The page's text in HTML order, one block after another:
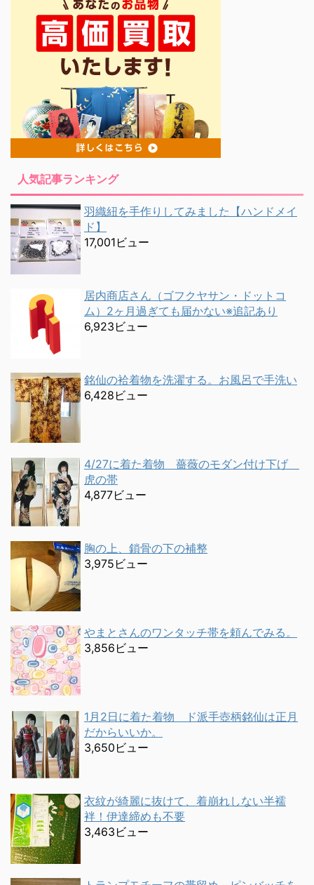
人気記事ランキング
羽織紐を手作りしてみました【ハンドメイ
ド】
17,001ビュー
居内商店さん（ゴフクヤサン・ドットコ
ム）2ヶ月過ぎても届かない※追記あり
6,923ビュー
銘仙の袷着物を洗濯する。お風呂で手洗い
6,428ビュー
4/27に着た着物 薔薇のモダン付け下げ
虎の帯
4,877ビュー
胸の上、鎖骨の下の補整
3,975ビュー
やまとさんのワンタッチ帯を頼んでみる。
3,856ビュー
1月2日に着た着物 ド派手壺柄銘仙は正月
だからいいか。
3,650ビュー
衣紋が綺麗に抜けて、着崩れしない半襦
袢！伊達締めも不要
3,463ビュー